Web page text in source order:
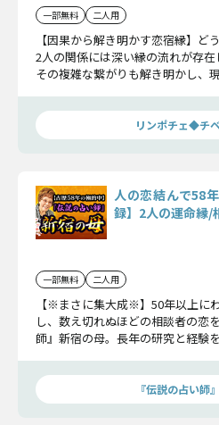
一部無料 二人用
【因果から解き明かす恋宿縁】
2人の関係には深い縁の流れが存在
その複雑な繋がりも解き明かし、
リンポチェ◆チ
人の恋結んで58
録】2人の運命縁/
一部無料 二人用
【※まさに集大成※】50年以上に
し、数え切れぬほどの相談者の恋
師』新宿の母。長年の研究と経験
『伝説の占い師